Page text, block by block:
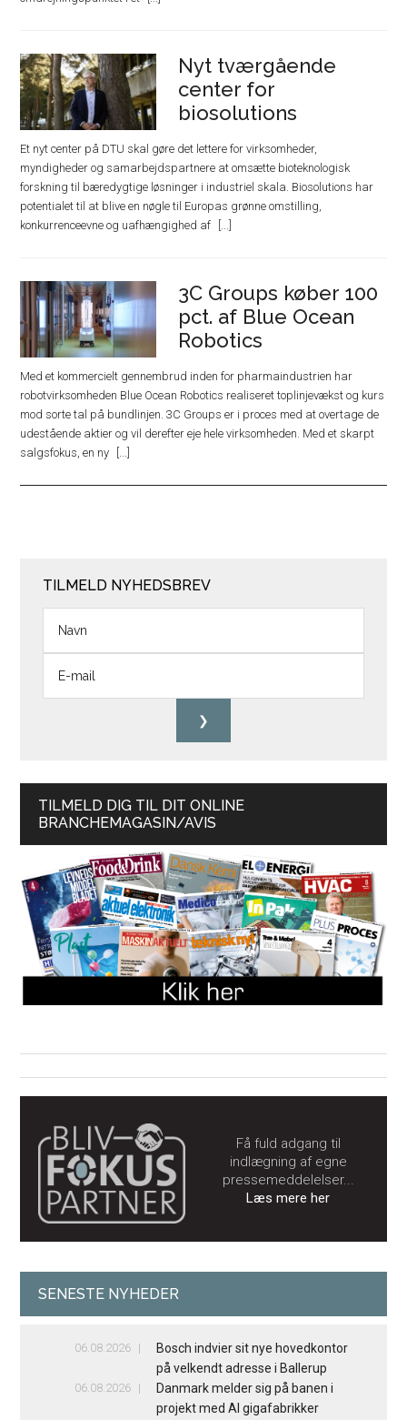
Nyt tværgående
center for
biosolutions
Et nyt center på DTU skal gøre det lettere for virksomheder,
myndigheder og samarbejdspartnere at omsætte bioteknologisk
forskning til bæredygtige løsninger i industriel skala. Biosolutions har
potentialet til at blive en nøgle til Europas grønne omstilling,
konkurrenceevne og uafhængighed af
3C Groups køber 100
pct. af Blue Ocean
Robotics
Med et kommercielt gennembrud inden for pharmaindustrien har
robotvirksomheden Blue Ocean Robotics realiseret toplinjevækst og kurs
mod sorte tal på bundlinjen. 3C Groups er i proces med at overtage de
udestående aktier og vil derefter eje hele virksomheden. Med et skarpt
salgsfokus, en ny
TILMELD NYHEDSBREV
TILMELD DIG TIL DIT ONLINE
BRANCHEMAGASIN/AVIS
Få fuld adgang til
indlægning af egne
pressemeddelelser...
Læs mere her
SENESTE NYHEDER
06.08.2026
Bosch indvier sit nye hovedkontor
på velkendt adresse i Ballerup
06.08.2026
Danmark melder sig på banen i
projekt med AI gigafabrikker